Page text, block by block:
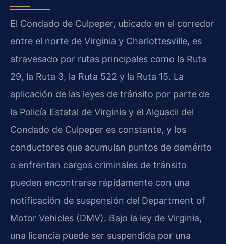
El Condado de Culpeper, ubicado en el corredor
entre el norte de Virginia y Charlottesville, es
atravesado por rutas principales como la Ruta
29, la Ruta 3, la Ruta 522 y la Ruta 15. La
aplicación de las leyes de tránsito por parte de
la Policía Estatal de Virginia y el Alguacil del
Condado de Culpeper es constante, y los
conductores que acumulan puntos de demérito
o enfrentan cargos criminales de tránsito
pueden encontrarse rápidamente con una
notificación de suspensión del Department of
Motor Vehicles (DMV). Bajo la ley de Virginia,
una licencia puede ser suspendida por una